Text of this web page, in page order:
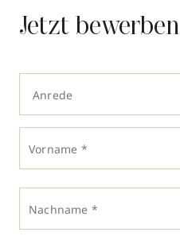
Jetzt bewerben
Anrede
Vorname *
Nachname *